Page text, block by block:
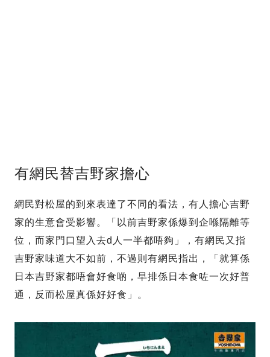
有網民替吉野家擔心
網民對松屋的到來表達了不同的看法，有人擔心吉野
家的生意會受影響。「以前吉野家係爆到企喺隔離等
位，而家門口望入去d人一半都唔夠」，有網民又指
吉野家味道大不如前，不過則有網民指出，「就算係
日本吉野家都唔會好食啲，早排係日本食咗一次好普
通，反而松屋真係好好食」。